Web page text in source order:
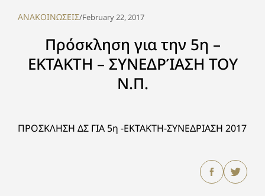
ΑΝΑΚΟΙΝΩΣΕΙΣ/February 22, 2017
Πρόσκληση για την 5η –
ΕΚΤΑΚΤΗ – ΣΥΝΕΔΡΊΑΣΗ ΤΟΥ
Ν.Π.
ΠΡΟΣΚΛΗΣΗ ΔΣ ΓΙΑ 5η -ΕΚΤΑΚΤΗ-ΣΥΝΕΔΡΙΑΣΗ 2017